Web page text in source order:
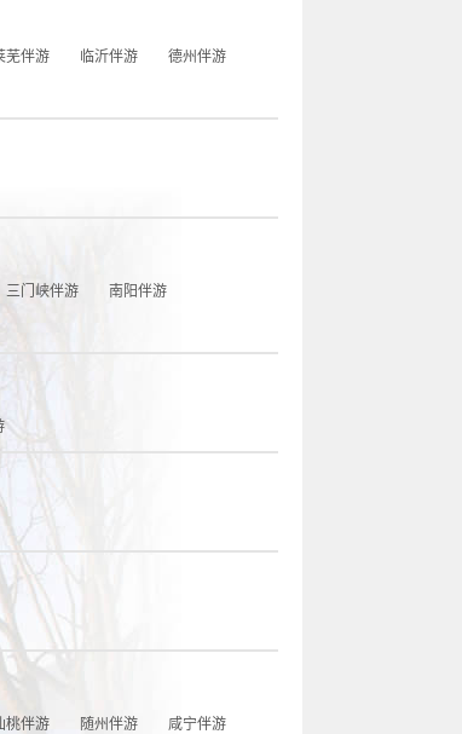
芜伴游 临沂伴游 德州伴游
三门峡伴游 南阳伴游
桃伴游 随州伴游 咸宁伴游